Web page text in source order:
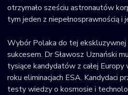
otrzymało sześciu astronautów
tym jeden z niepełnosprawnością i
Wybór Polaka do tej ekskluzywnej
sukcesem. Dr Sławosz Uznański
tysiące kandydatów z całej Europy
roku eliminacjach ESA. Kandydaci
testy wiedzy o kosmosie i